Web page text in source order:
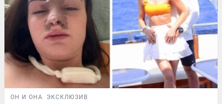
ОН И ОНА ЭКСКЛЮЗИВ